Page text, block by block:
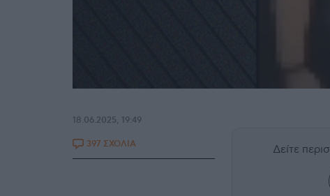
Δείτε
18.06.2025, 19:49
397 ΣΧΟΛΙΑ